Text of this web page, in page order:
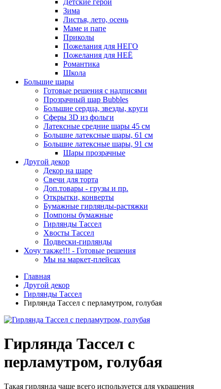
Детские герои
Зима
Листья, лето, осень
Маме и папе
Приколы
Пожелания для НЕГО
Пожелания для НЕЁ
Романтика
Школа
Большие шары
Готовые решения с надписями
Прозрачный шар Bubbles
Большие сердца, звезды, круги
Сферы 3D из фольги
Латексные средние шары 45 см
Большие латексные шары, 61 см
Большие латексные шары, 91 см
Шары прозрачные
Другой декор
Декор на шаре
Свечи для торта
Доп.товары - грузы и пр.
Открытки, конверты
Бумажные гирлянды-растяжки
Помпоны бумажные
Гирлянды Тассел
Хвосты Тассел
Подвески-гирлянды
Хочу также!!! - Готовые решения
Мы на маркет-плейсах
Главная
Другой декор
Гирлянды Тассел
Гирлянда Тассел с перламутром, голубая
Гирлянда Тассел с
перламутром, голубая
Такая гирлянда чаще всего используется для украшения